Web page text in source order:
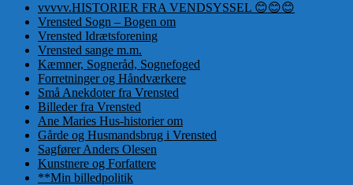
vvvvv.HISTORIER FRA VENDSYSSEL 😊😊😊
Vrensted Sogn – Bogen om
Vrensted Idrætsforening
Vrensted sange m.m.
Kæmner, Sogneråd, Sognefoged
Forretninger og Håndværkere
Små Anekdoter fra Vrensted
Billeder fra Vrensted
Ane Maries Hus-historier om
Gårde og Husmandsbrug i Vrensted
Sagfører Anders Olesen
Kunstnere og Forfattere
**Min billedpolitik